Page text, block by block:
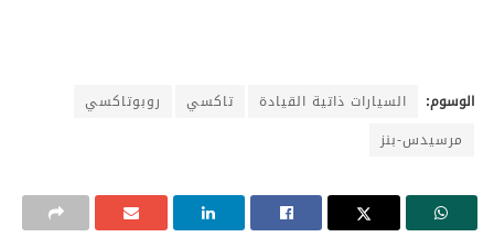
الوسوم: السيارات ذاتية القيادة تاكسي
روبوتاكسي
مرسيدس-بنز